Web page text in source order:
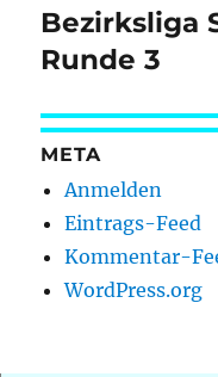
Nächster
Beitrag:
Bezirksliga
Runde 3
META
Anmelden
Eintrags-Feed
Kommentar-
WordPress.org